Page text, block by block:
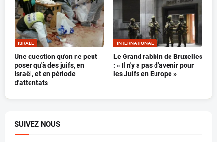
ISRAËL
Une question qu'on ne peut
poser qu'à des juifs, en
Israël, et en période
d'attentats
INTERNATIONAL
Le Grand rabbin de Bruxelles
: « Il n'y a pas d'avenir pour
les Juifs en Europe »
SUIVEZ NOUS